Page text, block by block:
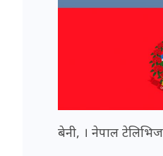
बेनी, । नेपाल